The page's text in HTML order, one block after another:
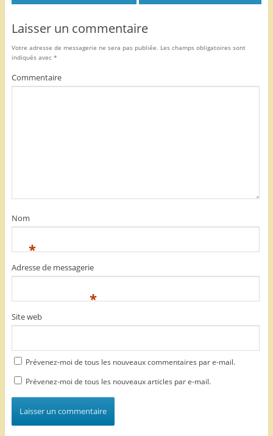
Laisser un commentaire
Votre adresse de messagerie ne sera pas publiée. Les champs obligatoires sont
indiqués avec *
Commentaire
Nom
*
Adresse de messagerie
*
Site web
Prévenez-moi de tous les nouveaux commentaires par e-mail.
Prévenez-moi de tous les nouveaux articles par e-mail.